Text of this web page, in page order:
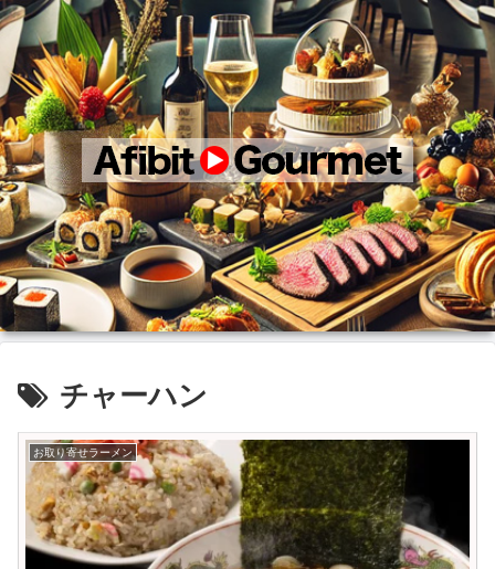
チャーハン
お取り寄せラーメン